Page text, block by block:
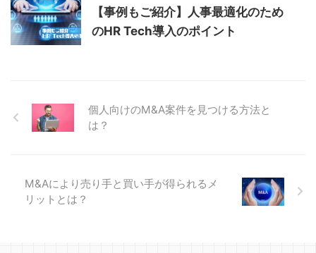
【事例もご紹介】人事最適化のため
のHR Tech導入のポイント
個人向けのM&A案件を見つける方法と
は？
M&Aにより売り手と買い手が得られるメ
リットとは？